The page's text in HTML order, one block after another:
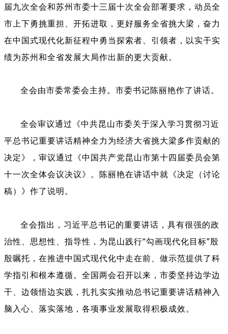
届九次全会和苏州市委十三届十次全会部署要求，动员全
市上下勇挑重担、开拓进取，更好服务全省挑大梁，奋力
在中国式现代化新征程中勇当探索者、引领者 ， 以实干实
绩为苏州和全省发展大局作出新的更大贡献。
全会由市委常委会主持。市委书记陈丽艳作了讲话。
全会审议通过《中共昆山市委关于深入学习贯彻习近
平总书记重要讲话精神全力为经济大省挑大梁多作贡献的
决定》，审议通过《中国共产党昆山市第十四届委员会第
十一次全体会议决议》。 陈丽艳在讲话中就《决定（讨论
稿）》作了说明。
全会指出，习近平总书记的重要讲话，具有很强的政
治性、思想性、指导性，为昆山践行“勾画现代化目标”殷
殷嘱托，在推进中国式现代化中走在前、做示范提供了科
学指引和根本遵循。全国两会召开以来，市委坚持边学边
干、边领悟边实践，扎扎实实推动总书记重要讲话精神入
脑入心、落实落地 ， 各项事业发展取得积极成效。